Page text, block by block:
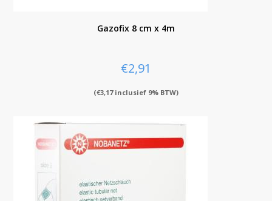
Gazofix 8 cm x 4m
€2,91
(€3,17inclusief 9% BTW)